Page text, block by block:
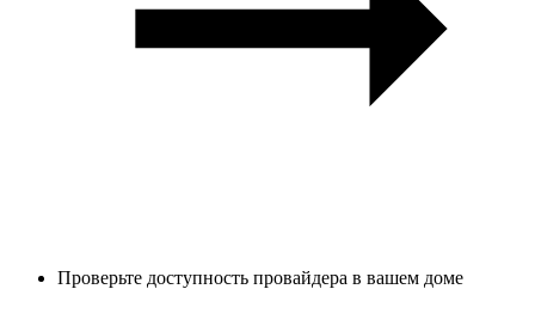
Проверьте доступность провайдера в вашем доме